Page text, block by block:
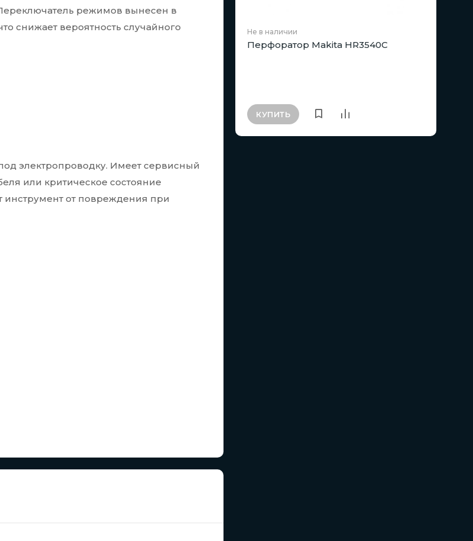
режимов вынесен в
снижает вероятность случайного
электропроводку. Имеет сервисный
или критическое состояние
инструмент от повреждения при
Не в наличии
Перфоратор Makita HR3540C
КУПИТЬ